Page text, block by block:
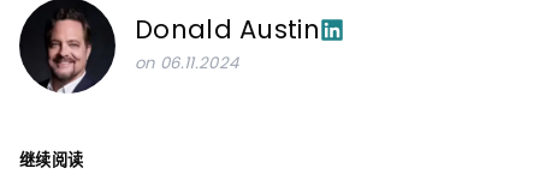
Donald Austin
on 06.11.2024
继续阅读